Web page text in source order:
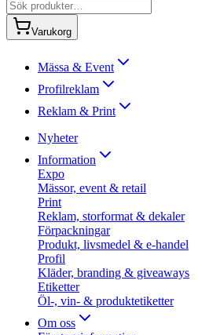
Varukorg
Mässa & Event
Profilreklam
Reklam & Print
Nyheter
Information
Expo
Mässor, event & retail
Print
Reklam, storformat & dekaler
Förpackningar
Produkt, livsmedel & e-handel
Profil
Kläder, branding & giveaways
Etiketter
Öl-, vin- & produktetiketter
Om oss